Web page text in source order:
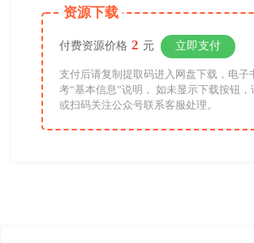
资源下载
付费资源价格 2 元 立即支付
支付后请复制提取码进入网盘下载，电子
考“基本信息”说明， 如未显示下载按钮
或扫码关注公众号联系客服处理。